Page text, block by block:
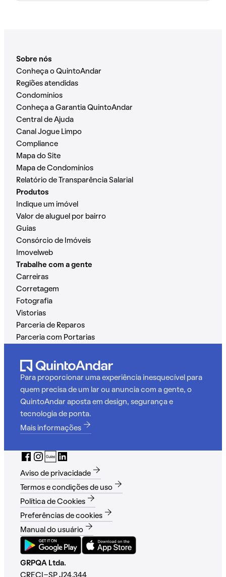
Sobre nós
Conheça o QuintoAndar
Regiões atendidas
Condomínios
Conheça a Garantia QuintoAndar
Central de Ajuda
Canal Jogue Limpo
Compliance
Mapa do Site
Mapa de Condomínios
Relatório de Transparência Salarial
Produtos
Indique um imóvel
Valor de aluguel por bairro
Guias
Consórcio de Imóveis
Imovelweb
Trabalhe com a gente
Carreiras
Corretagem
Fotografia
Vistorias
Parceria de Reparos
Parceria com Portarias
Para proporcionar uma experiência inesquecível para
quem precisa de um lar ou anuncia com a gente, o
QuintoAndar aposta em design, segurança e
tecnologia de ponta.
Mais informações
Aviso de privacidade
Termos e condições de uso
Política de Cookies
Preferências de cookies
Manual do usuário
GRPQA Ltda.